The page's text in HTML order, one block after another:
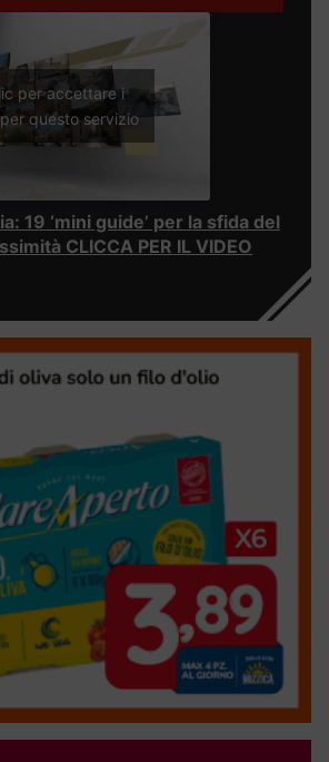
per accettare i
questo servizio
19 ‘mini guide’ per la sfida del
CLICCA PER IL VIDEO